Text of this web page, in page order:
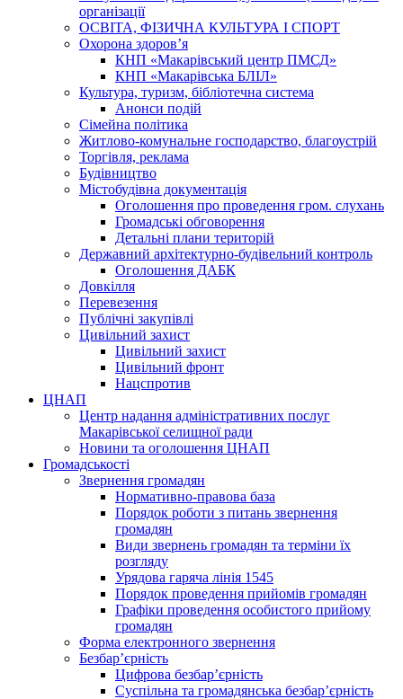
організації
ОСВІТА, ФІЗИЧНА КУЛЬТУРА І СПОРТ
Охорона здоров’я
КНП «Макарівський центр ПМСД»
КНП «Макарівська БЛІЛ»
Культура, туризм, бібліотечна система
Анонси подій
Сімейна політика
Житлово-комунальне господарство, благоустрій
Торгівля, реклама
Будівництво
Містобудівна документація
Оголошення про проведення гром. слухань
Громадські обговорення
Детальні плани територій
Державний архітектурно-будівельний контроль
Оголошення ДАБК
Довкілля
Перевезення
Публічні закупівлі
Цивільний захист
Цивільний захист
Цивільний фронт
Нацспротив
ЦНАП
Центр надання адміністративних послуг
Макарівської селищної ради
Новини та оголошення ЦНАП
Громадськості
Звернення громадян
Нормативно-правова база
Порядок роботи з питань звернення
громадян
Види звернень громадян та терміни їх
розгляду
Урядова гаряча лінія 1545
Порядок проведення прийомів громадян
Графіки проведення особистого прийому
громадян
Форма електронного звернення
Безбар’єрність
Цифрова безбар’єрність
Суспільна та громадянська безбар’єрність